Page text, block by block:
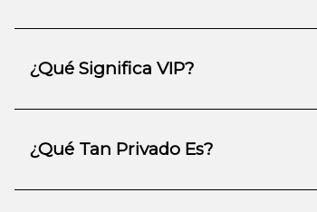
¿Qué Significa VIP?
¿Qué Tan Privado Es?